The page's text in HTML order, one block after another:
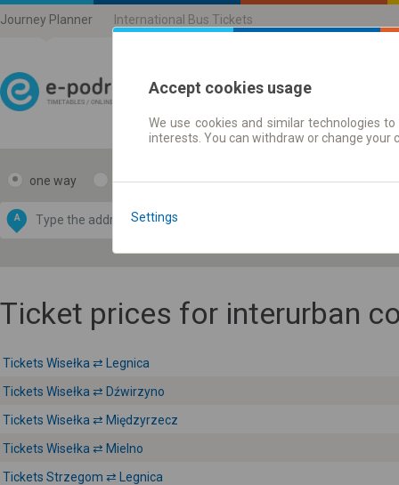
Journey Planner International Bus Tickets
Journey planner |
one way return
A
by
OpenStreetMap
Ticket prices for interurban
Tickets Wisełka ⇄ Legnica
Tickets Wisełka ⇄ Dźwirzyno
Tickets Wisełka ⇄ Międzyrzecz
Tickets Wisełka ⇄ Mielno
Tickets Strzegom ⇄ Legnica
Accept cookies usage
We use cookies and similar technologies
interests. You can withdraw or change
Settings